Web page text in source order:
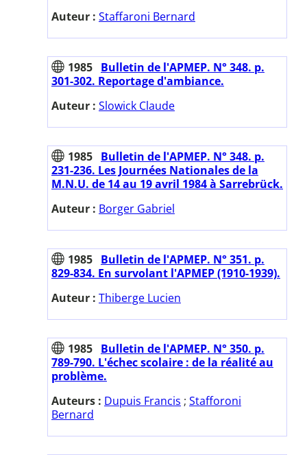
Auteur : Staffaroni Bernard
1985 Bulletin de l'APMEP. N° 348. p.
301-302. Reportage d'ambiance.
Auteur : Slowick Claude
1985 Bulletin de l'APMEP. N° 348. p.
231-236. Les Journées Nationales de la
M.N.U. de 14 au 19 avril 1984 à Sarrebrück.
Auteur : Borger Gabriel
1985 Bulletin de l'APMEP. N° 351. p.
829-834. En survolant l'APMEP (1910-1939).
Auteur : Thiberge Lucien
1985 Bulletin de l'APMEP. N° 350. p.
789-790. L'échec scolaire : de la réalité au
problème.
Auteurs : Dupuis Francis ; Stafforoni
Bernard